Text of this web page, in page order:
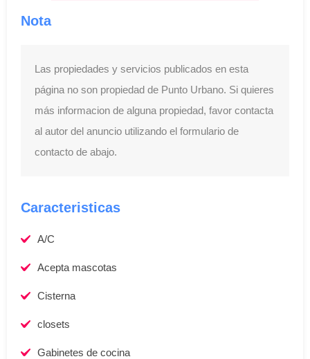
Nota
Las propiedades y servicios publicados en esta
página no son propiedad de Punto Urbano. Si quieres
más informacion de alguna propiedad, favor contacta
al autor del anuncio utilizando el formulario de
contacto de abajo.
Caracteristicas
A/C
Acepta mascotas
Cisterna
closets
Gabinetes de cocina